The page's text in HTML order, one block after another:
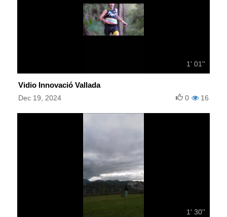
1' 01''
Vidio Innovació Vallada
Dec 19, 2024 16
0
1' 30''